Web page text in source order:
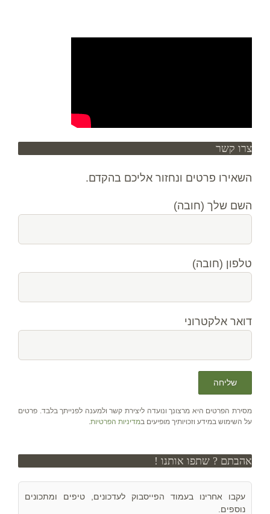
צרו קשר
השאירו פרטים ונחזור אליכם בהקדם.
השם שלך (חובה)
טלפון (חובה)
דואר אלקטרוני
מסירת הפרטים היא מרצונך ונועדה ליצירת קשר ולמענה לפנייתך בלבד. פרטים
על השימוש במידע וזכויותיך מופיעים במדיניות הפרטיות
אהבתם ? שתפו אותנו !
עקבו אחרינו בעמוד הפייסבוק לעדכונים, טיפים ומתכונים
נוספים.